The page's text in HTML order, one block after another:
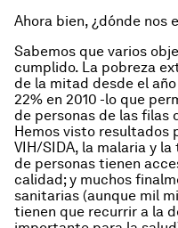
Ahora bien, ¿dónde nos
Sabemos que varios
cumplido. La pobreza
de la mitad desde el
22% en 2010 -lo que
de personas de las filas
Hemos visto resultados
VIH/SIDA, la malaria y
de personas tienen
calidad; y muchos
sanitarias (aunque mil
tienen que recurrir a la